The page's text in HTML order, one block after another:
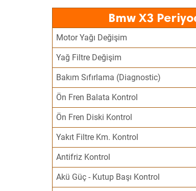
Bmw X3
Motor Yağı Değişim
Yağ Filtre Değişim
Bakım Sıfırlama (Diagnostic)
Ön Fren Balata Kontrol
Ön Fren Diski Kontrol
Yakıt Filtre Km. Kontrol
Antifriz Kontrol
Akü Güç - Kutup Başı Kontrol